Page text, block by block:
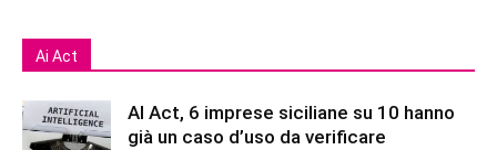
Ai Act
AI Act, 6 imprese siciliane su 10 hanno
già un caso d’uso da verificare